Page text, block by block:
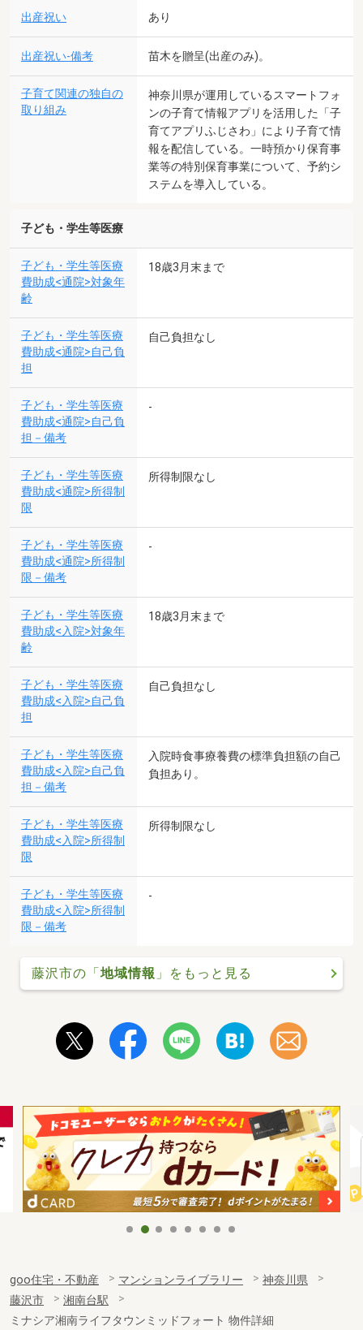
出産祝い あり
出産祝い-備考 苗木を贈呈(出産のみ)。
子育て関連の独自の
取り組み
神奈川県が運用しているスマートフォ
ンの子育て情報アプリを活用した「子
育てアプリふじさわ」により子育て情
報を配信している。一時預かり保育事
業等の特別保育事業について、予約シ
ステムを導入している。
子ども・学生等医療
子ども・学生等医療
費助成<通院>対象年
齢
18歳3月末まで
子ども・学生等医療
費助成<通院>自己負
担
自己負担なし
子ども・学生等医療
費助成<通院>自己負
担－備考
-
子ども・学生等医療
費助成<通院>所得制
限
所得制限なし
子ども・学生等医療
費助成<通院>所得制
限－備考
-
子ども・学生等医療
費助成<入院>対象年
齢
18歳3月末まで
子ども・学生等医療
費助成<入院>自己負
担
自己負担なし
子ども・学生等医療
費助成<入院>自己負
担－備考
入院時食事療養費の標準負担額の自己
負担あり。
子ども・学生等医療
費助成<入院>所得制
限
所得制限なし
子ども・学生等医療
費助成<入院>所得制
限－備考
-
藤沢市の「地域情報 」をもっと見る
goo住宅・不動産 マンションライブラリー
神奈川県
藤沢市
湘南台駅
ミナシア湘南ライフタウンミッドフォート 物件詳細